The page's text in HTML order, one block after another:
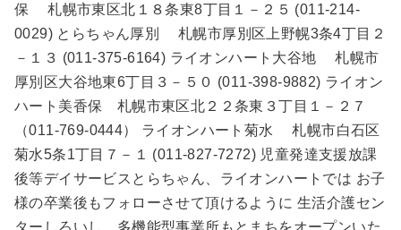
保 札幌市東区北１８条東8丁目１－２５ (011-214-
0029) とらちゃん厚別 札幌市厚別区上野幌3条4丁目２
－１３ (011-375-6164) ライオンハート大谷地 札幌市
厚別区大谷地東6丁目３－５０ (011-398-9882) ライオン
ハート美香保 札幌市東区北２２条東３丁目１－２７
（011-769-0444） ライオンハート菊水 札幌市白石区
菊水5条1丁目７－１ (011-827-7272) 児童発達支援放課
後等デイサービスとらちゃん、ライオンハートでは お子
様の卒業後もフォローさせて頂けるように 生活介護セン
ターしろいし、多機能型事業所もとまちをオープンいた